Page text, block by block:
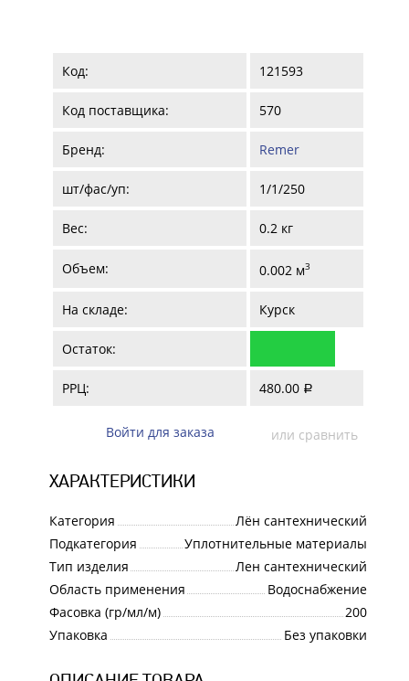
Код: 121593
Код поставщика: 570
Бренд: Remer
шт/фас/уп: 1/1/250
Вес: 0.2 кг
Объем: 0.002 м3
На складе: Курск
Остаток:
РРЦ: 480.00 a
Войти для заказа или сравнить
ХАРАКТЕРИСТИКИ
Категория
Лён сантехнический
Подкатегория
Уплотнительные материалы
Тип изделия
Лен сантехнический
Область применения
Водоснабжение
Фасовка (гр/мл/м)
200
Упаковка
Без упаковки